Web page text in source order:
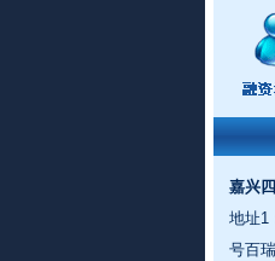
嘉兴
地址1
号百